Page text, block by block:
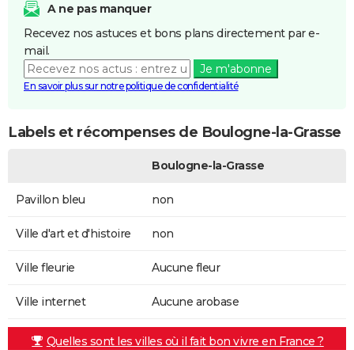
A ne pas manquer
Recevez nos astuces et bons plans directement par e-
mail.
Je m'abonne
En savoir plus sur notre politique de confidentialité
Labels et récompenses de Boulogne-la-Grasse
Boulogne-la-Grasse
Pavillon bleu non
Ville d'art et d'histoire non
Ville fleurie Aucune fleur
Ville internet Aucune arobase
Quelles sont les villes où il fait bon vivre en France ?